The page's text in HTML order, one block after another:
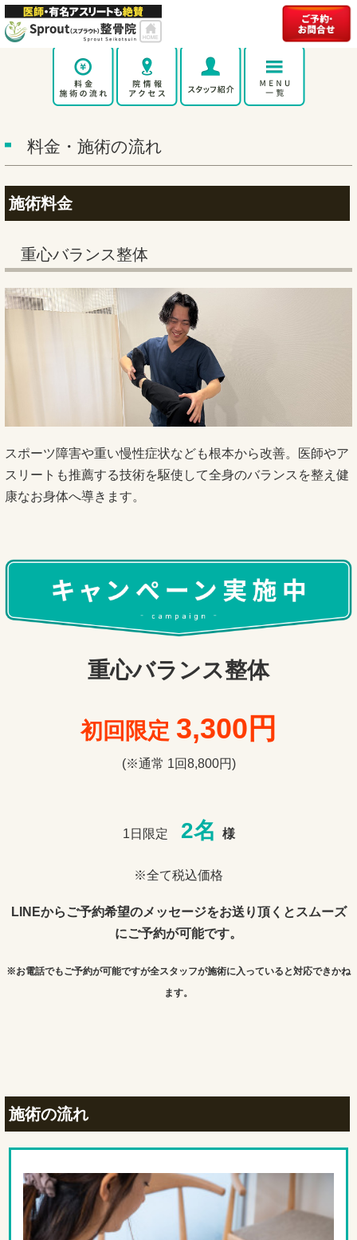
料金・施術の流れ
施術料金
重心バランス整体
スポーツ障害や重い慢性症状なども根本から改善。医師やア
スリートも推薦する技術を駆使して全身のバランスを整え健
康なお身体へ導きます。
重心バランス整体
初回限定 3,300円
(※通常 1回8,800円)
1日限定 2名 様
※全て税込価格
LINEからご予約希望のメッセージをお送り頂くとスムーズ
にご予約が可能です。
※お電話でもご予約が可能ですが全スタッフが施術に入っていると対応できかね
ます。
施術の流れ